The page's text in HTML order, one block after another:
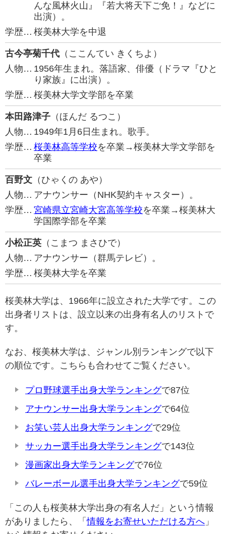
んな風林火山』『若大将天下ご免！』などに
出演）。
学歴… 桜美林大学を中退
古今亭菊千代 （ここんてい きくちよ）
人物… 1956年生まれ。落語家、俳優（ドラマ『ひと
り家族』に出演）。
学歴… 桜美林大学文学部を卒業
本田路津子 （ほんだ るつこ）
人物… 1949年1月6日生まれ。歌手。
学歴… 桜美林高等学校を卒業→桜美林大学文学部を
卒業
百野文 （ひゃくの あや）
人物… アナウンサー（NHK契約キャスター）。
学歴… 宮崎県立宮崎大宮高等学校を卒業→桜美林大
学国際学部を卒業
小松正英 （こまつ まさひで）
人物… アナウンサー（群馬テレビ）。
学歴… 桜美林大学を卒業
桜美林大学は、1966年に設立された大学です。この
出身者リストは、設立以来の出身有名人のリストで
す。
なお、桜美林大学は、ジャンル別ランキングで以下
の順位です。こちらも合わせてご覧ください。
プロ野球選手出身大学ランキングで87位
アナウンサー出身大学ランキングで64位
お笑い芸人出身大学ランキングで29位
サッカー選手出身大学ランキングで143位
漫画家出身大学ランキングで76位
バレーボール選手出身大学ランキングで59位
「この人も桜美林大学出身の有名人だ」という情報
がありましたら、「情報をお寄せいただける方へ 」